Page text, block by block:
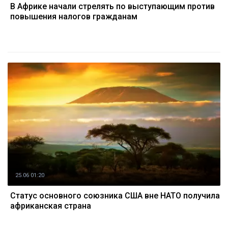
В Африке начали стрелять по выступающим против
повышения налогов гражданам
25.06 01:20
Статус основного союзника США вне НАТО получила
африканская страна